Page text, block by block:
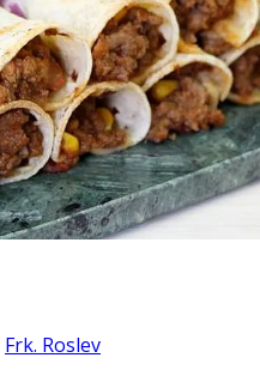
Frk. Roslev